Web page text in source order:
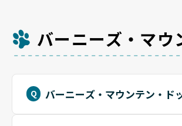
バーニーズ・マ
バーニーズ・マウンテン・ド